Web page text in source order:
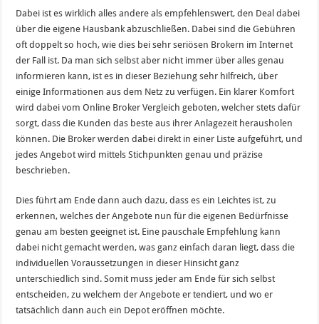
Dabei ist es wirklich alles andere als empfehlenswert, den Deal dabei
über die eigene Hausbank abzuschließen. Dabei sind die Gebühren
oft doppelt so hoch, wie dies bei sehr seriösen Brokern im Internet
der Fall ist. Da man sich selbst aber nicht immer über alles genau
informieren kann, ist es in dieser Beziehung sehr hilfreich, über
einige Informationen aus dem Netz zu verfügen. Ein klarer Komfort
wird dabei vom Online Broker Vergleich geboten, welcher stets dafür
sorgt, dass die Kunden das beste aus ihrer Anlagezeit herausholen
können. Die Broker werden dabei direkt in einer Liste aufgeführt, und
jedes Angebot wird mittels Stichpunkten genau und präzise
beschrieben.
Dies führt am Ende dann auch dazu, dass es ein Leichtes ist, zu
erkennen, welches der Angebote nun für die eigenen Bedürfnisse
genau am besten geeignet ist. Eine pauschale Empfehlung kann
dabei nicht gemacht werden, was ganz einfach daran liegt, dass die
individuellen Voraussetzungen in dieser Hinsicht ganz
unterschiedlich sind. Somit muss jeder am Ende für sich selbst
entscheiden, zu welchem der Angebote er tendiert, und wo er
tatsächlich dann auch ein Depot eröffnen möchte.